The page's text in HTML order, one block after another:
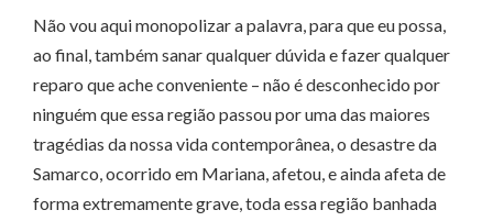
Não vou aqui monopolizar a palavra, para que eu possa,
ao final, também sanar qualquer dúvida e fazer qualquer
reparo que ache conveniente – não é desconhecido por
ninguém que essa região passou por uma das maiores
tragédias da nossa vida contemporânea, o desastre da
Samarco, ocorrido em Mariana, afetou, e ainda afeta de
forma extremamente grave, toda essa região banhada